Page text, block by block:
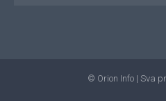
© Orion Info | Sva